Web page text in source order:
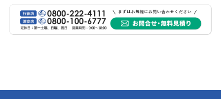
受けられた皆様に、心よりお見舞い申し上げま
す。 今回の地震 …
社長コラム